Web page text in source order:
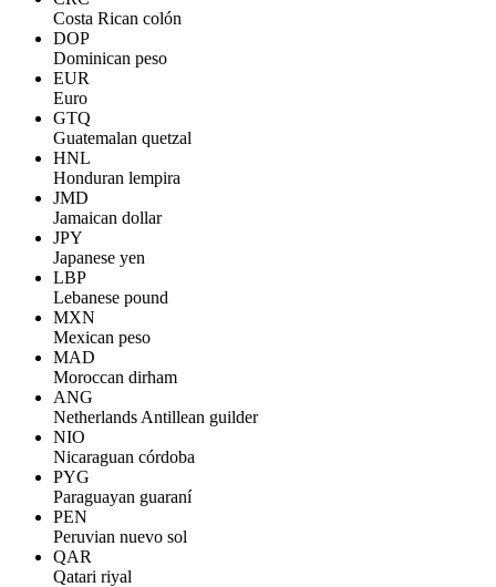
Costa Rican colón
DOP
Dominican peso
EUR
Euro
GTQ
Guatemalan quetzal
HNL
Honduran lempira
JMD
Jamaican dollar
JPY
Japanese yen
LBP
Lebanese pound
MXN
Mexican peso
MAD
Moroccan dirham
ANG
Netherlands Antillean guilder
NIO
Nicaraguan córdoba
PYG
Paraguayan guaraní
PEN
Peruvian nuevo sol
QAR
Qatari riyal